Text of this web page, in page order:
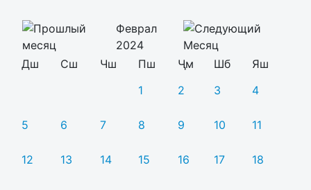
Феврал
2024
Дш
Сш Чш Пш Ҷм Шб
Яш
1
2 3 4
5 6 7 8 9 10 11
12 13 14 15 16 17 18